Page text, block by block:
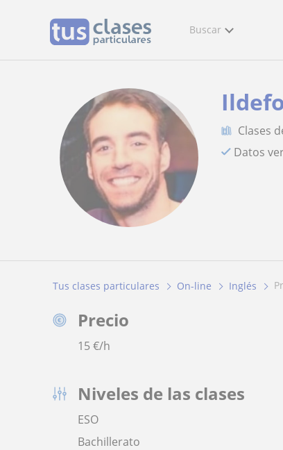
Buscar
Clases
Datos
Tus clases particulares On-line Inglés
Precio
15€/h
Niveles de las clases
ESO
Bachillerato